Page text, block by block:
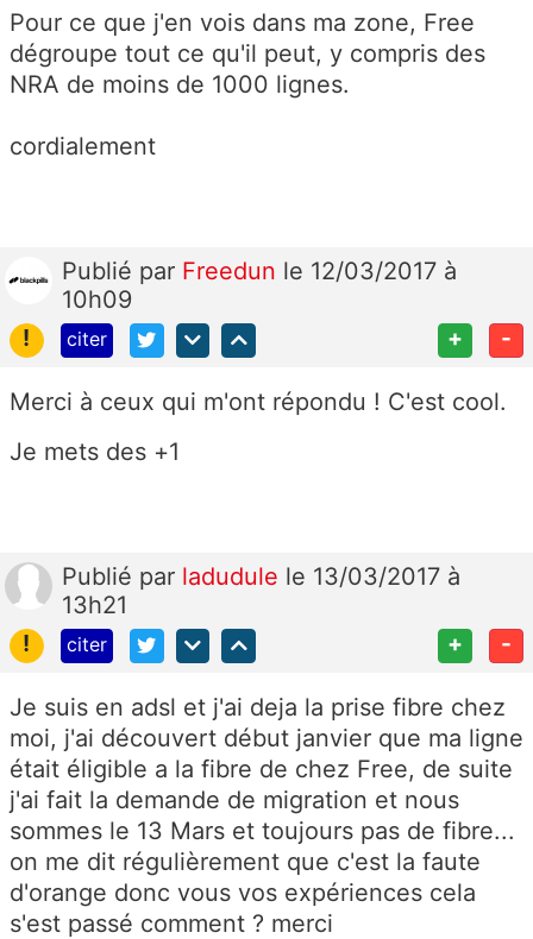
Pour ce que j'en vois dans ma zone, Free
dégroupe tout ce qu'il peut, y compris des
NRA de moins de 1000 lignes.
cordialement
Publié par Freedun le 12/03/2017 à
10h09
!
citer + -
Merci à ceux qui m'ont répondu ! C'est cool.
Je mets des +1
Publié par ladudule le 13/03/2017 à
13h21
!
citer + -
Je suis en adsl et j'ai deja la prise fibre chez
moi, j'ai découvert début janvier que ma ligne
était éligible a la fibre de chez Free, de suite
j'ai fait la demande de migration et nous
sommes le 13 Mars et toujours pas de fibre...
on me dit régulièrement que c'est la faute
d'orange donc vous vos expériences cela
s'est passé comment ? merci